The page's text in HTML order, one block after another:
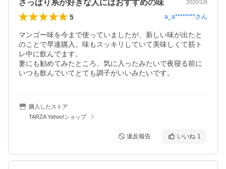
さっぱり系が好きな人にはおすすめの味 2020/1/8
5 a_a********さん
マンゴー味を今まで使っていましたが、新しい味が出たと
のことで早速購入。味もスッキリしていて美味しくて筋ト
レ中に飲んでます。
妻にも勧めてみたところ、気に入ったみたいで夜寝る前に
いつも飲んでいてとても調子がいいみたいです。
購入したストア
TARZA Yahoo!ショップ
違反報告 いいね 1